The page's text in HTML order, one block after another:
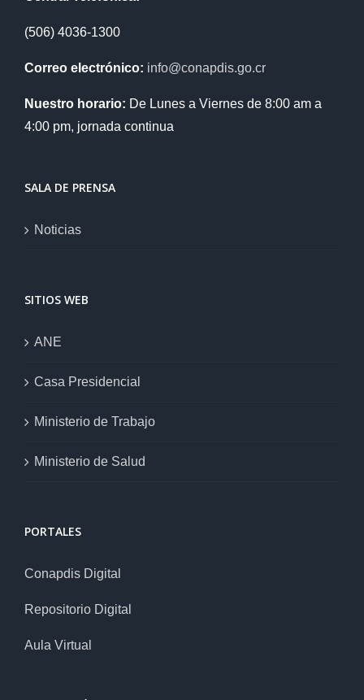
(506) 4036-1300
Correo electrónico: info@conapdis.go.cr
Nuestro horario: De Lunes a Viernes de 8:00 am a
4:00 pm, jornada continua
SALA DE PRENSA
Noticias
SITIOS WEB
ANE
Casa Presidencial
Ministerio de Trabajo
Ministerio de Salud
PORTALES
Conapdis Digital
Repositorio Digital
Aula Virtual